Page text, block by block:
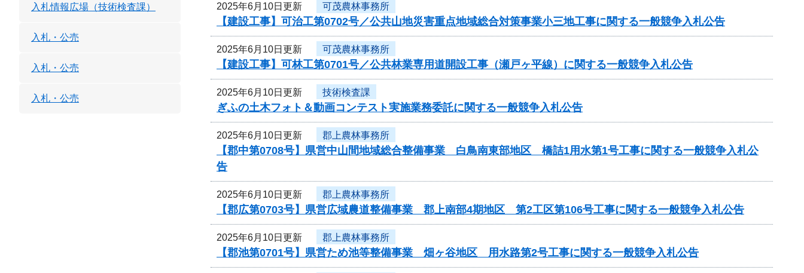
2025年6月10日更新 可茂農林事務所
【建設工事】可治工第0702号／公共山地災害重点地域総合対策事業小三地工事に関する一般競争入札公告
2025年6月10日更新 可茂農林事務所
【建設工事】可林工第0701号／公共林業専用道開設工事（瀬戸ヶ平線）に関する一般競争入札公告
2025年6月10日更新 技術検査課
ぎふの土木フォト＆動画コンテスト実施業務委託に関する一般競争入札公告
2025年6月10日更新 郡上農林事務所
【郡中第0708号】県営中山間地域総合整備事業 白鳥南東部地区 橋詰1用水第1号工事に関する一般競争入札公
告
2025年6月10日更新 郡上農林事務所
【郡広第0703号】県営広域農道整備事業 郡上南部4期地区 第2工区第106号工事に関する一般競争入札公告
2025年6月10日更新 郡上農林事務所
【郡池第0701号】県営ため池等整備事業 畑ヶ谷地区 用水路第2号工事に関する一般競争入札公告
入札情報広場（技術検査課）
入札・公売
入札・公売
入札・公売